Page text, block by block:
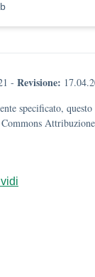
- Revisione:
specificato,